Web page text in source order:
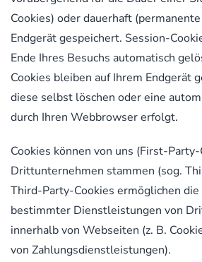
Cookies) oder dauerhaft
Endgerät gespeichert. Session-
Ende Ihres Besuchs automatisch
Cookies bleiben auf Ihrem Endgerät
diese selbst löschen oder eine
durch Ihren Webbrowser erfolgt.
Cookies können von uns (First-
Drittunternehmen stammen (sog.
Third-Party-Cookies ermöglichen die
bestimmter Dienstleistungen von
innerhalb von Webseiten (z. B.
von Zahlungsdienstleistungen).